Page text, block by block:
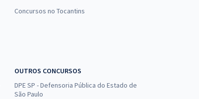
Concursos no Tocantins
OUTROS CONCURSOS
DPE SP - Defensoria Pública do Estado de
São Paulo